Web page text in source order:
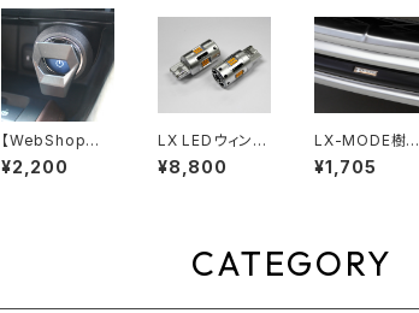
【WebShop限
定】エンジンスタ
ートスイッチプロ
¥2,200
LX LEDウィンカ
ーバルブ (T20
ピンチ部違い 汎
¥8,800
LX-MODE樹脂
盛りステッカー
(2枚セット)
¥1,705
CATEGORY